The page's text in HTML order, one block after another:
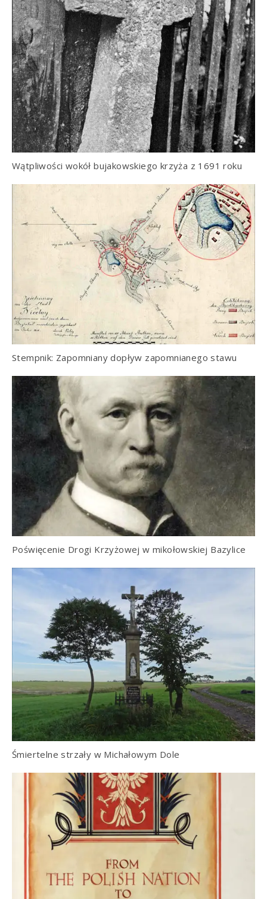
Wątpliwości wokół bujakowskiego krzyża z 1691 roku
Stempnik: Zapomniany dopływ zapomnianego stawu
Poświęcenie Drogi Krzyżowej w mikołowskiej Bazylice
Śmiertelne strzały w Michałowym Dole